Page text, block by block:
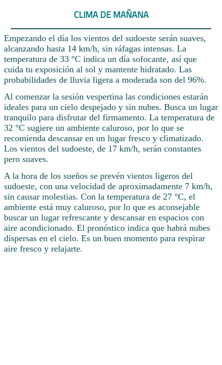
CLIMA DE MAÑANA
Empezando el día los vientos del sudoeste serán suaves,
alcanzando hasta 14 km/h, sin ráfagas intensas. La
temperatura de 33 °C indica un día sofocante, así que
cuida tu exposición al sol y mantente hidratado. Las
probabilidades de lluvia ligera a moderada son del 96%.
Al comenzar la sesión vespertina las condiciones estarán
ideales para un cielo despejado y sin nubes. Busca un lugar
tranquilo para disfrutar del firmamento. La temperatura de
32 °C sugiere un ambiente caluroso, por lo que se
recomienda descansar en un lugar fresco y climatizado.
Los vientos del sudoeste, de 17 km/h, serán constantes
pero suaves.
A la hora de los sueños se prevén vientos ligeros del
sudoeste, con una velocidad de aproximadamente 7 km/h,
sin causar molestias. Con la temperatura de 27 °C, el
ambiente está muy caluroso, por lo que es aconsejable
buscar un lugar refrescante y descansar en espacios con
aire acondicionado. El pronóstico indica que habrá nubes
dispersas en el cielo. Es un buen momento para respirar
aire fresco y relajarte.